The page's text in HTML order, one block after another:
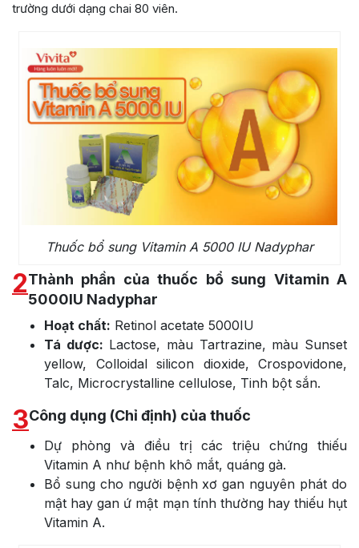
trường dưới dạng chai 80 viên.
Thuốc bổ sung Vitamin A 5000 IU Nadyphar
2Thành phần của thuốc bổ sung Vitamin A
5000IU Nadyphar
Hoạt chất: Retinol acetate 5000IU
Tá dược: Lactose, màu Tartrazine, màu Sunset
yellow, Colloidal silicon dioxide, Crospovidone,
Talc, Microcrystalline cellulose, Tinh bột sắn.
3Công dụng (Chỉ định) của thuốc
Dự phòng và điều trị các triệu chứng thiếu
Vitamin A như bệnh khô mắt, quáng gà.
Bổ sung cho người bệnh xơ gan nguyên phát do
mật hay gan ứ mật mạn tính thường hay thiếu hụt
Vitamin A.